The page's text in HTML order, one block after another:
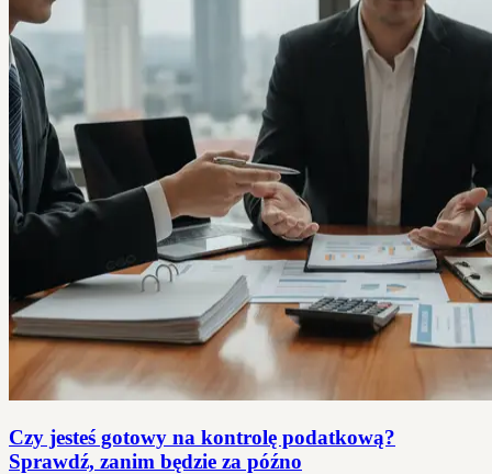
Czy jesteś gotowy na kontrolę podatkową?
Sprawdź, zanim będzie za późno